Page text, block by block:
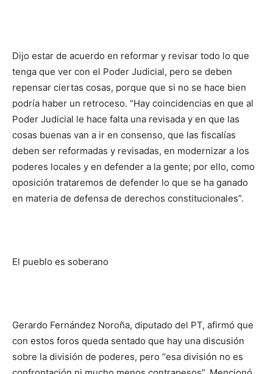
Dijo estar de acuerdo en reformar y revisar todo lo que
tenga que ver con el Poder Judicial, pero se deben
repensar ciertas cosas, porque que si no se hace bien
podría haber un retroceso. “Hay coincidencias en que al
Poder Judicial le hace falta una revisada y en que las
cosas buenas van a ir en consenso, que las fiscalías
deben ser reformadas y revisadas, en modernizar a los
poderes locales y en defender a la gente; por ello, como
oposición trataremos de defender lo que se ha ganado
en materia de defensa de derechos constitucionales”.
El pueblo es soberano
Gerardo Fernández Noroña, diputado del PT, afirmó que
con estos foros queda sentado que hay una discusión
sobre la división de poderes, pero “esa división no es